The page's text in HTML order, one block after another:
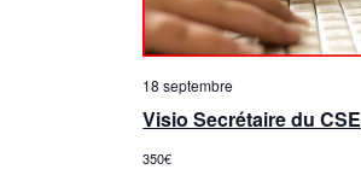
18 septembre
Visio Secrétaire du CSE
350€